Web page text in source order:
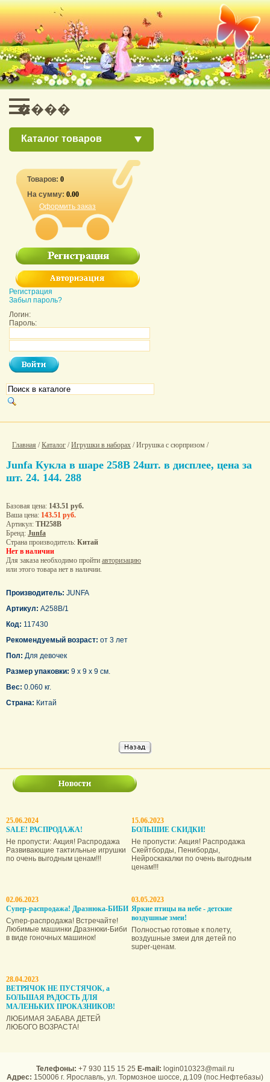
Каталог товаров
Главная /Каталог /Игрушки в наборах / Игрушка с сюрпризом /
Junfa Кукла в шаре 258B 24шт. в дисплее, цена за
шт. 24. 144. 288
Базовая цена: 143.51 руб.
Ваша цена: 143.51 руб.
Артикул: ТН258B
Бренд: Junfa
Страна производитель: Китай
Нет в наличии
Для заказа необходимо пройти авторизацию
или этого товара нет в наличии.
Производитель: JUNFA
Артикул: A258B/1
Код: 117430
Рекомендуемый возраст: от 3 лет
Пол: Для девочек
Размер упаковки: 9 x 9 x 9 см.
Вес: 0.060 кг.
Страна: Китай
Товаров: 0
На сумму: 0.00
Оформить заказ
Регистрация
Забыл пароль?
Логин:
Пароль:
25.06.2024
SALE! РАСПРОДАЖА!
Не пропусти: Акция! Распродажа
Развивающие тактильные игрушки
по очень выгодным ценам!!!
15.06.2023
БОЛЬШИЕ СКИДКИ!
Не пропусти: Акция! Распродажа
Скейтборды, Пениборды,
Нейроскакалки по очень выгодным
ценам!!!
02.06.2023
Супер-распродажа! Дразнюка-БИБИ
Супер-распродажа! Встречайте!
Любимые машинки Дразнюки-Биби
в виде гоночных машинок!
03.05.2023
Яркие птицы на небе - детские
воздушные змеи!
Полностью готовые к полету,
воздушные змеи для детей по
super-ценам.
28.04.2023
ВЕТРЯЧОК НЕ ПУСТЯЧОК, а
БОЛЬШАЯ РАДОСТЬ ДЛЯ
МАЛЕНЬКИХ ПРОКАЗНИКОВ!
ЛЮБИМАЯ ЗАБАВА ДЕТЕЙ
ЛЮБОГО ВОЗРАСТА!
Телефоны: +7 930 115 15 25 E-mail: login010323@mail.ru
Адрес: 150006 г. Ярославль, ул. Тормозное шоссе, д.109 (пос.Нефтебазы)